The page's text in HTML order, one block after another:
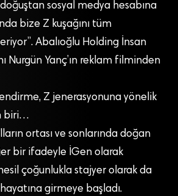
doğuştan sosyal medya hesabına
bize Z kuşağını tüm
Abalıoğlu Holding İnsan
Nurgün Yanç’ın reklam filminden
Z jenerasyonuna yönelik
biri…
ortası ve sonlarında doğan
bir ifadeyle İGen olarak
nesil çoğunlukla stajyer olarak da
girmeye başladı.